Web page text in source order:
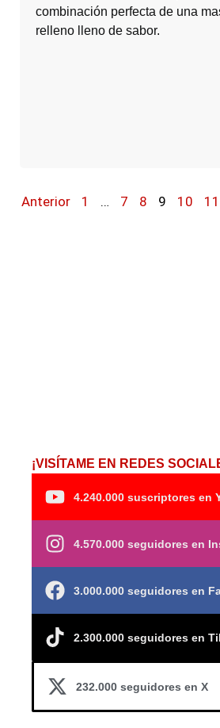
combinación perfecta de una
relleno lleno de sabor.
Anterior 1 … 7 8 9 10 11
¡VISÍTAME EN REDES
4.240.000 suscriptores en
4.570.000 seguidores en
3.000.000 seguidores en
2.300.000 seguidores en
232.000 seguidores en X